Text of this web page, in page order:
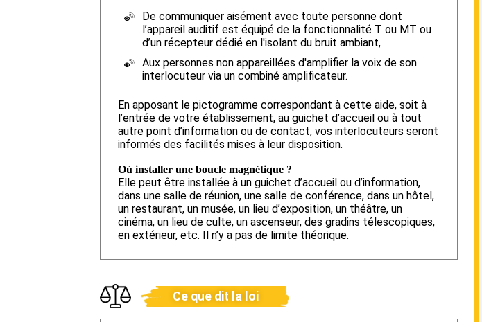
De communiquer aisément avec toute personne dont
l’appareil auditif est équipé de la fonctionnalité T ou MT ou
d’un récepteur dédié en l'isolant du bruit ambiant,
Aux personnes non appareillées d'amplifier la voix de son
interlocuteur via un combiné amplificateur.
En apposant le pictogramme correspondant à cette aide, soit à
l’entrée de votre établissement, au guichet d’accueil ou à tout
autre point d’information ou de contact, vos interlocuteurs seront
informés des facilités mises à leur disposition.
Où installer une boucle magnétique ?
Elle peut être installée à un guichet d’accueil ou d’information,
dans une salle de réunion, une salle de conférence, dans un hôtel,
un restaurant, un musée, un lieu d’exposition, un théâtre, un
cinéma, un lieu de culte, un ascenseur, des gradins télescopiques,
en extérieur, etc. Il n’y a pas de limite théorique.
Ce que dit la loi